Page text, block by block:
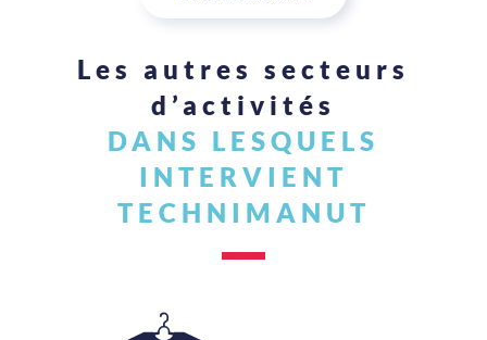
Les autres secteurs
d’activités
DANS LESQUELS
INTERVIENT
TECHNIMANUT